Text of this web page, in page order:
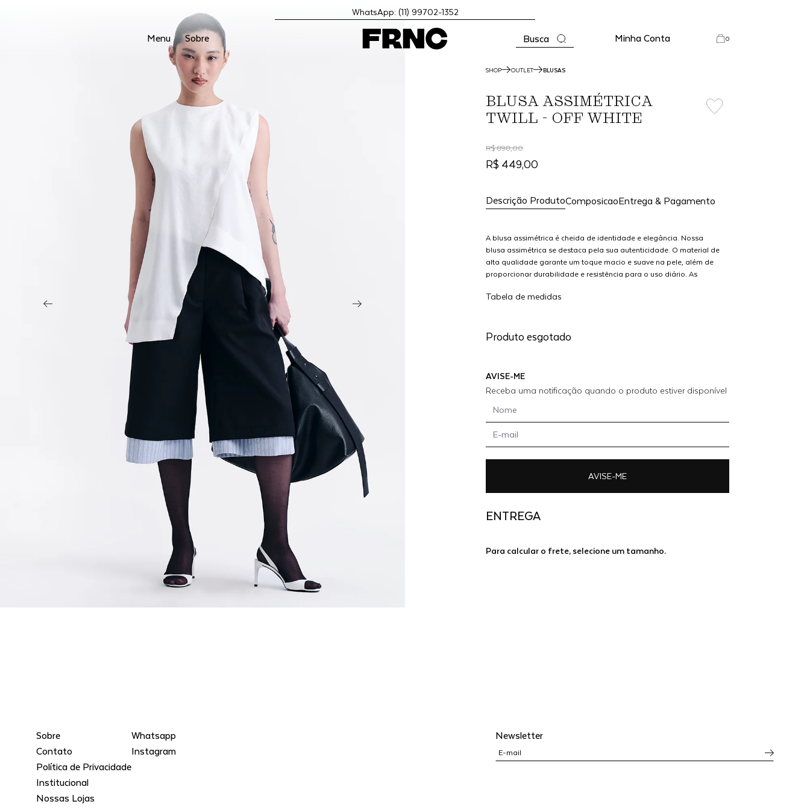
WhatsApp: (11) 99702-1352
Menu Sobre Busca Minha Conta 0
SHOP OUTLET BLUSAS
BLUSA ASSIMÉTRICA
TWILL - OFF WHITE
R$ 898,00
R$ 449,00
Composicao
Descrição Produto Entrega & Pagamento
A blusa assimétrica é cheida de identidade e elegância. Nossa
blusa assimétrica se destaca pela sua autenticidade. O material de
alta qualidade garante um toque macio e suave na pele, além de
proporcionar durabilidade e resistência para o uso diário. As
segurança e conforto durante o uso.Combine com outras peças e
Tabela de medidas
BLUSA
ASSIMÉTRICA
WHITE
Produto esgotado
AVISE-ME
Receba uma notificação quando o produto estiver disponível
AVISE-ME
ENTREGA
Para calcular o frete, selecione um tamanho.
Sobre
Contato
Política de Privacidade
Institucional
Nossas Lojas
Whatsapp
Instagram
Newsletter